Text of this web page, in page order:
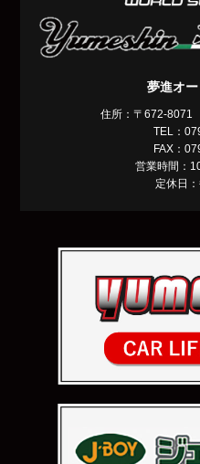
夢進オ
住所：〒672-8071
TEL：
FAX：
営業時間：
定休日